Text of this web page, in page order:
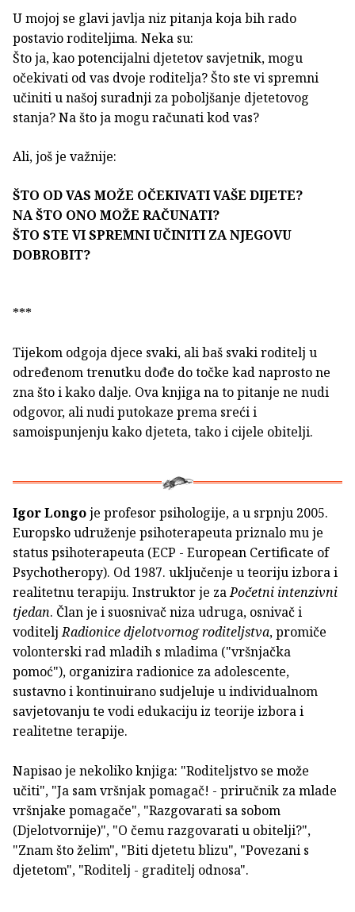
U mojoj se glavi javlja niz pitanja koja bih rado
postavio roditeljima. Neka su:
Što ja, kao potencijalni djetetov savjetnik, mogu
očekivati od vas dvoje roditelja? Što ste vi spremni
učiniti u našoj suradnji za poboljšanje djetetovog
stanja? Na što ja mogu računati kod vas?
Ali, još je važnije:
ŠTO OD VAS MOŽE OČEKIVATI VAŠE DIJETE?
NA ŠTO ONO MOŽE RAČUNATI?
ŠTO STE VI SPREMNI UČINITI ZA NJEGOVU
DOBROBIT?
***
Tijekom odgoja djece svaki, ali baš svaki roditelj u
određenom trenutku dođe do točke kad naprosto ne
zna što i kako dalje. Ova knjiga na to pitanje ne nudi
odgovor, ali nudi putokaze prema sreći i
samoispunjenju kako djeteta, tako i cijele obitelji.
Igor Longoje profesor psihologije, a u srpnju 2005.
Europsko udruženje psihoterapeuta priznalo mu je
status psihoterapeuta (ECP - European Certificate of
Psychotheropy). Od 1987. uključenje u teoriju izbora i
realitetnu terapiju. Instruktor je zaPočetni intenzivni
tjedan. Član je i suosnivač niza udruga, osnivač i
voditeljRadionice djelotvornog roditeljstva, promiče
volonterski rad mladih s mladima ("vršnjačka
pomoć"), organizira radionice za adolescente,
sustavno i kontinuirano sudjeluje u individualnom
savjetovanju te vodi edukaciju iz teorije izbora i
realitetne terapije.
Napisao je nekoliko knjiga: "Roditeljstvo se može
učiti", "Ja sam vršnjak pomagač! - priručnik za mlade
vršnjake pomagače", "Razgovarati sa sobom
(Djelotvornije)", "O čemu razgovarati u obitelji?",
"Znam što želim", "Biti djetetu blizu", "Povezani s
djetetom", "Roditelj - graditelj odnosa".